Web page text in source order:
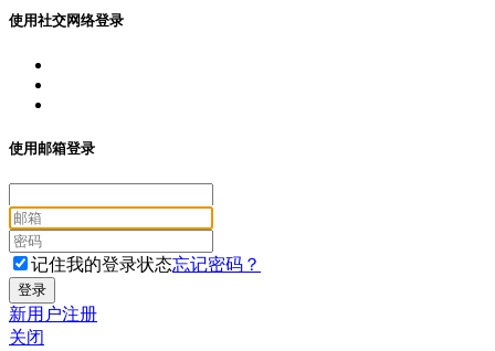
使用社交网络登录
使用邮箱登录
记住我的登录状态忘记密码？
新用户注册
关闭